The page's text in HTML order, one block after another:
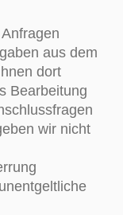
aus dem
dort
Bearbeitung
wir nicht